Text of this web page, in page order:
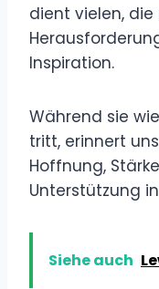
dient vielen,
Inspiration.
Während sie
tritt, erinnert
Hoffnung,
Unterstützung
Siehe auch